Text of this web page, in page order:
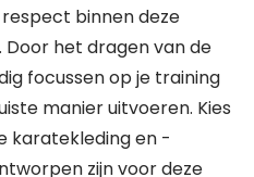
binnen deze
het dragen van de
focussen op je training
manier uitvoeren. Kies
karatekleding en -
zijn voor deze